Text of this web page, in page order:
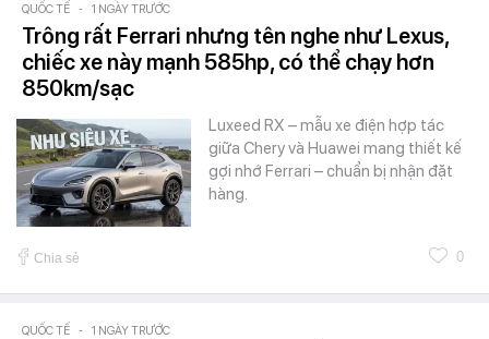
QUỐC TẾ - 1 NGÀY TRƯỚC
Trông rất Ferrari nhưng tên nghe như Lexus,
chiếc xe này mạnh 585hp, có thể chạy hơn
850km/sạc
Luxeed RX – mẫu xe điện hợp tác
giữa Chery và Huawei mang thiết kế
gợi nhớ Ferrari – chuẩn bị nhận đặt
hàng.
Chia sẻ 0
QUỐC TẾ - 1 NGÀY TRƯỚC